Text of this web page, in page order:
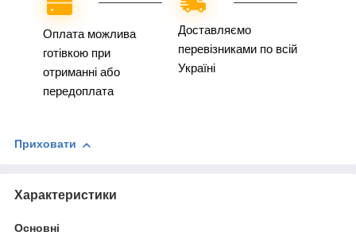
Оплата можлива
готівкою при
отриманні або
передоплата
Доставляємо
перевізниками по всій
Україні
Приховати
Характеристики
Основні